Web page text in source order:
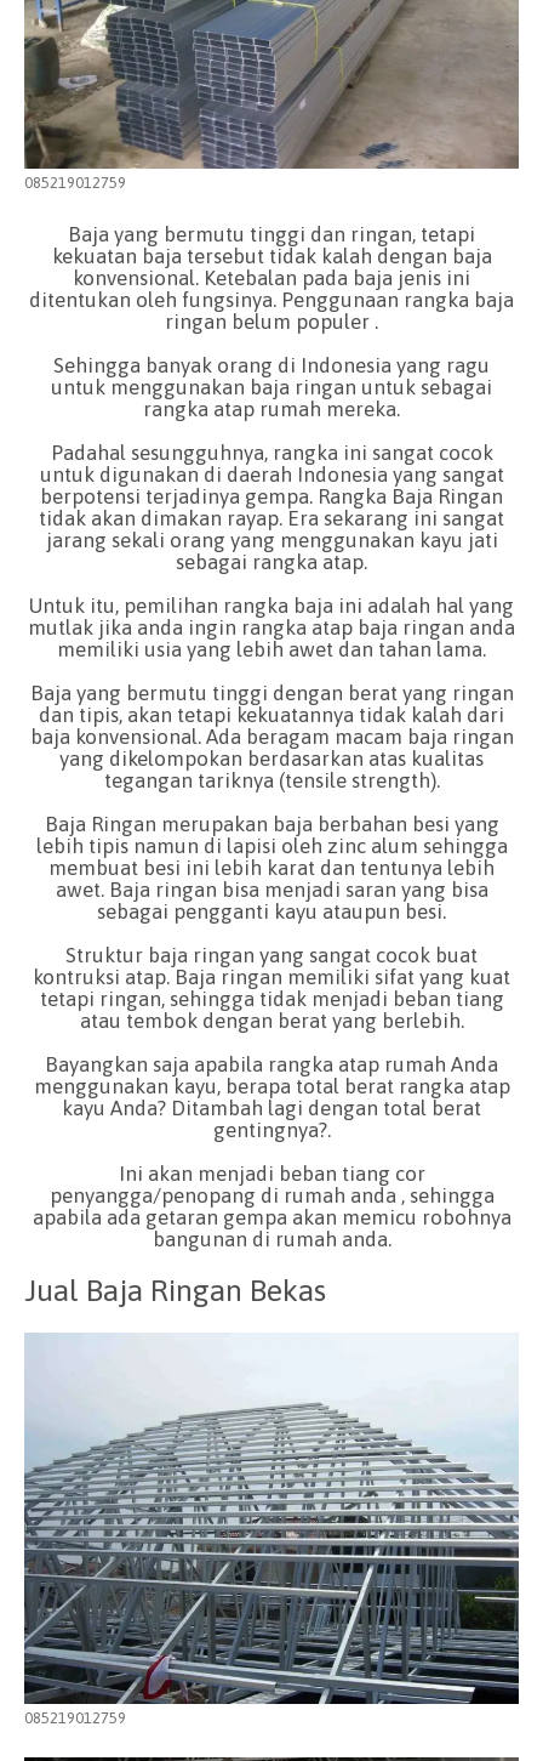
085219012759
Baja yang bermutu tinggi dan ringan, tetapi
kekuatan baja tersebut tidak kalah dengan baja
konvensional. Ketebalan pada baja jenis ini
ditentukan oleh fungsinya. Penggunaan rangka baja
ringan belum populer .
Sehingga banyak orang di Indonesia yang ragu
untuk menggunakan baja ringan untuk sebagai
rangka atap rumah mereka.
Padahal sesungguhnya, rangka ini sangat cocok
untuk digunakan di daerah Indonesia yang sangat
berpotensi terjadinya gempa. Rangka Baja Ringan
tidak akan dimakan rayap. Era sekarang ini sangat
jarang sekali orang yang menggunakan kayu jati
sebagai rangka atap.
Untuk itu, pemilihan rangka baja ini adalah hal yang
mutlak jika anda ingin rangka atap baja ringan anda
memiliki usia yang lebih awet dan tahan lama.
Baja yang bermutu tinggi dengan berat yang ringan
dan tipis, akan tetapi kekuatannya tidak kalah dari
baja konvensional. Ada beragam macam baja ringan
yang dikelompokan berdasarkan atas kualitas
tegangan tariknya (tensile strength).
Baja Ringan merupakan baja berbahan besi yang
lebih tipis namun di lapisi oleh zinc alum sehingga
membuat besi ini lebih karat dan tentunya lebih
awet. Baja ringan bisa menjadi saran yang bisa
sebagai pengganti kayu ataupun besi.
Struktur baja ringan yang sangat cocok buat
kontruksi atap. Baja ringan memiliki sifat yang kuat
tetapi ringan, sehingga tidak menjadi beban tiang
atau tembok dengan berat yang berlebih.
Bayangkan saja apabila rangka atap rumah Anda
menggunakan kayu, berapa total berat rangka atap
kayu Anda? Ditambah lagi dengan total berat
gentingnya?.
Ini akan menjadi beban tiang cor
penyangga/penopang di rumah anda , sehingga
apabila ada getaran gempa akan memicu robohnya
bangunan di rumah anda.
Jual Baja Ringan Bekas
085219012759